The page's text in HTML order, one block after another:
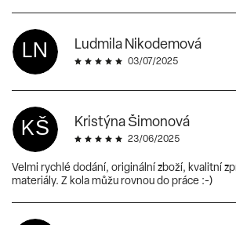
LN Ludmila Nikodemová
03/07/2025
KŠ Kristýna Šimonová
23/06/2025
Velmi rychlé dodání, originální zboží, kvalitní
materiály. Z kola můžu rovnou do práce :-)